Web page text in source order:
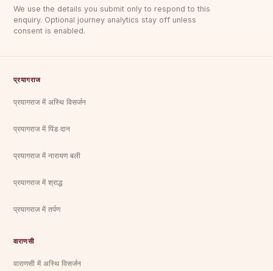
We use the details you submit only to respond to this
enquiry. Optional journey analytics stay off unless
consent is enabled.
प्रयागराज
प्रयागराज में अस्थि विसर्जन
प्रयागराज में पिंड दान
प्रयागराज में नारायण बली
प्रयागराज में श्राद्ध
प्रयागराज में तर्पण
वाराणसी
वाराणसी में अस्थि विसर्जन